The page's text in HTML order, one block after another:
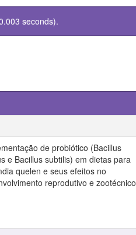
seconds).
de probiótico (Bacillus
e Bacillus subtilis) em dietas para
quelen e seus efeitos no
reprodutivo e zootécnico